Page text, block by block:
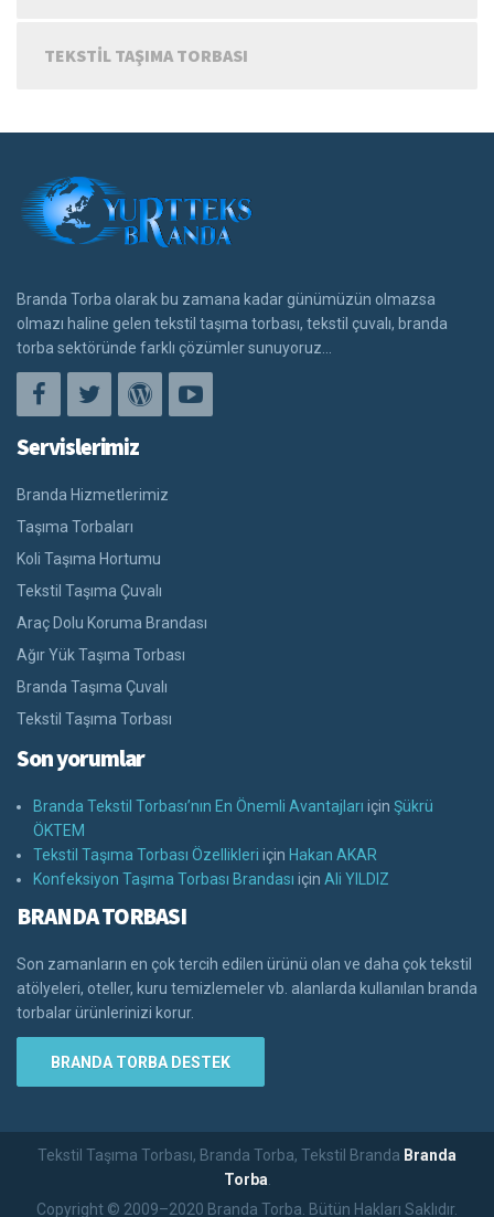
TEKSTIL TAŞIMA TORBASI
Branda Torba olarak bu zamana kadar günümüzün olmazsa
olmazı haline gelen tekstil taşıma torbası, tekstil çuvalı, branda
torba sektöründe farklı çözümler sunuyoruz...
Servislerimiz
Branda Hizmetlerimiz
Taşıma Torbaları
Koli Taşıma Hortumu
Tekstil Taşıma Çuvalı
Araç Dolu Koruma Brandası
Ağır Yük Taşıma Torbası
Branda Taşıma Çuvalı
Tekstil Taşıma Torbası
Son yorumlar
Branda Tekstil Torbası’nın En Önemli Avantajları için Şükrü
ÖKTEM
Tekstil Taşıma Torbası Özellikleri için Hakan AKAR
Konfeksiyon Taşıma Torbası Brandası için Ali YILDIZ
BRANDA TORBASI
Son zamanların en çok tercih edilen ürünü olan ve daha çok tekstil
atölyeleri, oteller, kuru temizlemeler vb. alanlarda kullanılan branda
torbalar ürünlerinizi korur.
BRANDA TORBA DESTEK
Tekstil Taşıma Torbası, Branda Torba, Tekstil Branda Branda
Torba
Copyright © 2009–2020 Branda Torba. Bütün Hakları Saklıdır.